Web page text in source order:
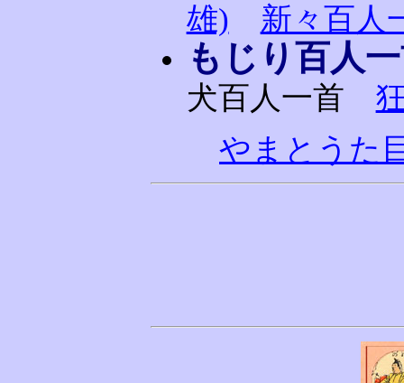
雄)
新々百人
もじり百人
犬百人一首
やまとうた